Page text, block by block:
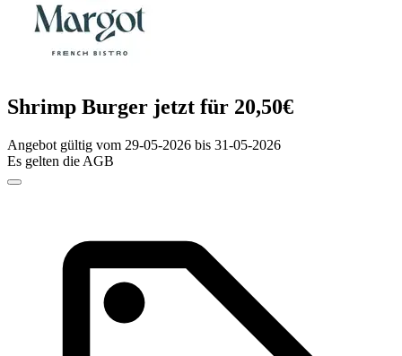
Shrimp Burger jetzt für 20,50€
Angebot gültig vom 29-05-2026 bis 31-05-2026
Es gelten die AGB